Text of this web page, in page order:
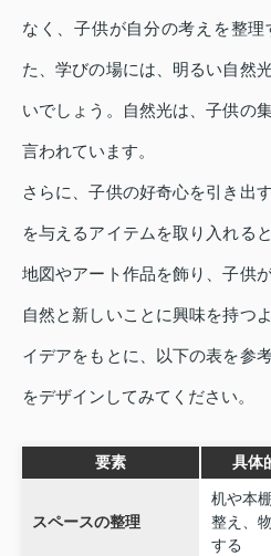
なく、子供が自分の考えを整
た、学びの場には、明るい自然
いでしょう。自然光は、子供の
言われています。
さらに、子供の好奇心を引き出
を与えるアイテムを取り入れる
地図やアート作品を飾り、子供
自然と新しいことに興味を持つ
イデアをもとに、以下の表を参
をデザインしてみてください。
要素 具体
スペースの整理
机や本
整え、
する